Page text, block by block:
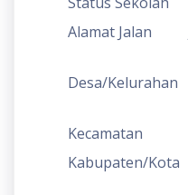
Alamat Jalan
Desa/Kelurahan
Kecamatan
Kabupaten/Kota